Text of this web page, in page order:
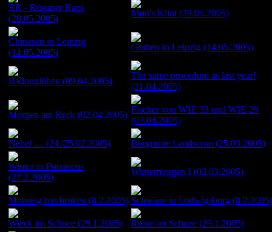
RR - Rüganer Raps
(28.05.2005)
Møn's Klint (29.05.2005)
Chinesen in Leipzig
(14.05.2005)
Gothen in Leipzig (14.05.2005)
Ballonglühen (09.04.2005)
The same procedure as last year!
(21.04.2005)
Morgen am Ryck (02.04.2005)
Fischer von WIE 33 und WIE 29
(02.04.2005)
Nebel .... (24./25.02.2005) Burgruine Landscron (25.03.2005)
Winter in Pommern
(27.2.2005)
Wintermorgen I (03.03.2005)
Morning has broken (8.2.2005) Schwäne in Ludwigsburg (8.2.2005)
Wieck im Schnee (29.1.2005) Ruine im Schnee (29.1.2005)